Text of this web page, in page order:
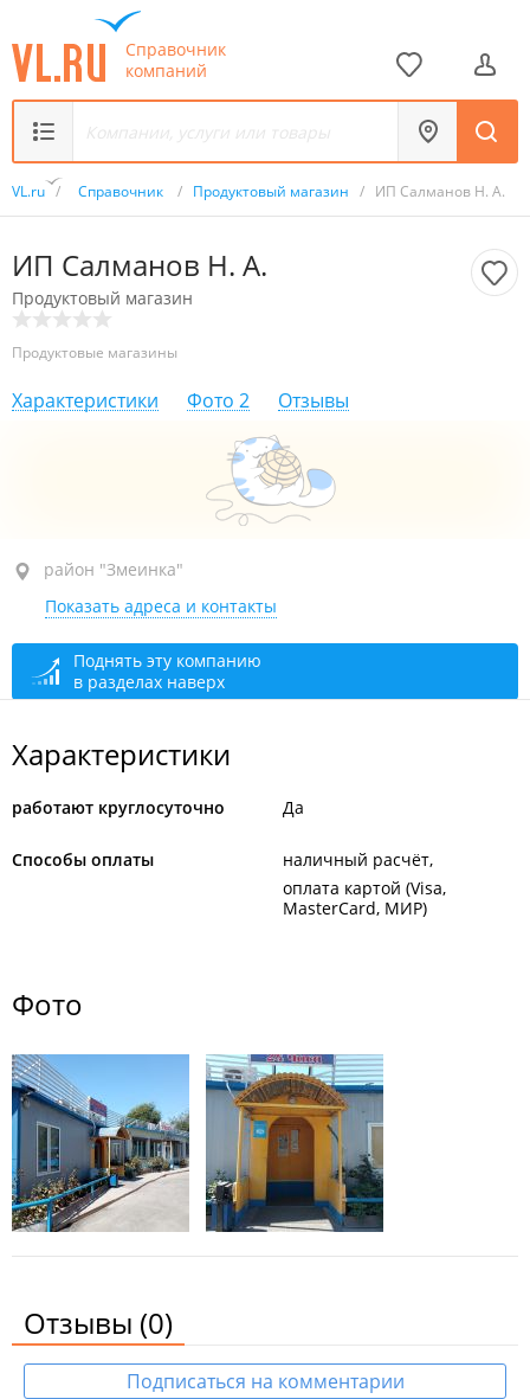
Справочник
компаний
VL.ru / Справочник / Продуктовый магазин / ИП Салманов Н. А.
ИП Салманов Н. А.
Продуктовый магазин
Продуктовые магазины
Характеристики Фото 2 Отзывы
район "Змеинка", ул. Приморская, 10 стр. 3
круглосуточно
район "Змеинка"
Показать адреса и контакты
Поднять эту компанию
в разделах наверх
Характеристики
работают круглосуточно Да
Способы оплаты
наличный расчёт
оплата картой (Visa,
MasterCard, МИР)
Фото
Отзывы (0)
Подписаться на комментарии